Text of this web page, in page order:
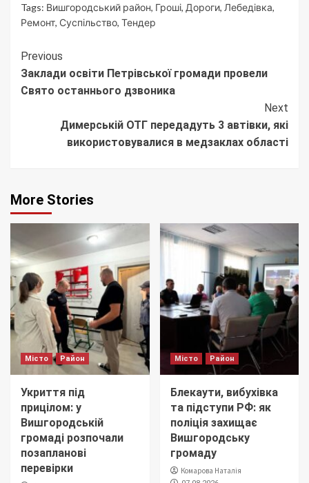
Tags: Вишгородський район, Гроші, Дороги, Лебедівка,
Ремонт, Суспільство, Тендер
Continue
Reading
Previous
Заклади освіти Петрівської громади провели
Свято останнього дзвоника
Next
Димерській ОТГ передадуть 3 автівки, які
використовувалися в медзаклах області
More Stories
Місто Район
Укриття під
прицілом: у
Вишгородській
громаді розпочали
позапланові
перевірки
Місто Район
Блекаути, вибухівка
та підступи РФ: як
поліція захищає
Вишгородську
громаду
Комарова Наталія